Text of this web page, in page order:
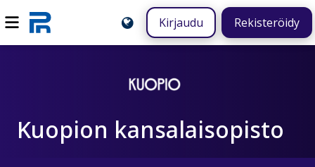
Kirjaudu Rekisteröidy
Kuopion kansalaisopisto